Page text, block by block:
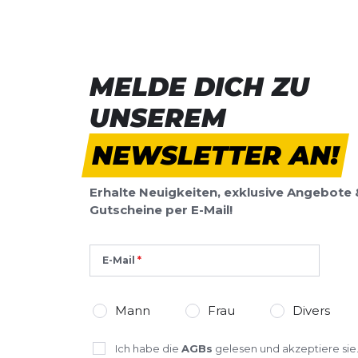
MELDE DICH ZU
UNSEREM
NEWSLETTER AN!
Erhalte Neuigkeiten, exklusive Angebote
Gutscheine per E-Mail!
E-Mail
Mann Frau Divers
Ich habe die AGBs gelesen und akzeptiere sie.